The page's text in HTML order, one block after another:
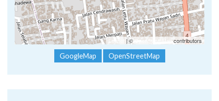
Leaflet | ©OpenStreetMap contributors
GoogleMap OpenStreetMap